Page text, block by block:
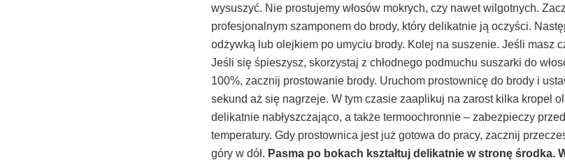
wysuszyć. Nie prostujemy włosów mokrych, czy nawet wilgotnych.
profesjonalnym szamponem do brody, który delikatnie ją oczyści.
odżywką lub olejkiem po umyciu brody. Kolej na suszenie. Jeśli masz
Jeśli się śpieszysz, skorzystaj z chłodnego podmuchu suszarki do
100%, zacznij prostowanie brody. Uruchom prostownicę do brody i
sekund aż się nagrzeje. W tym czasie zaaplikuj na zarost kilka kropel
delikatnie nabłyszczająco, a także termoochronnie – zabezpieczy
temperatury. Gdy prostownica jest już gotowa do pracy, zacznij
góry w dół. Pasma po bokach kształtuj delikatnie w stronę środka.